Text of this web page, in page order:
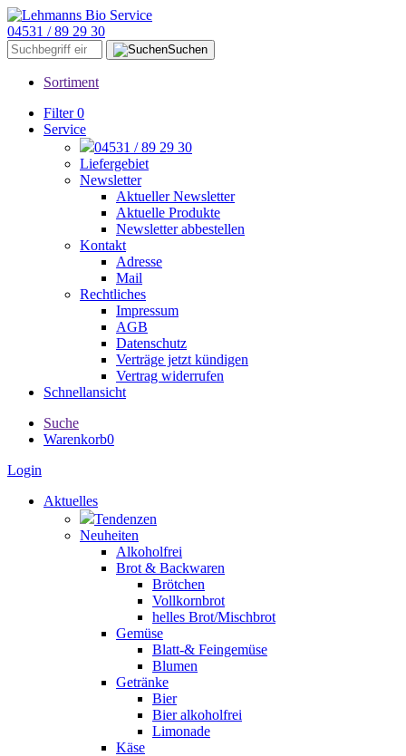
04531 / 89 29 30
Suchen
Sortiment
Filter 0
Service
04531 / 89 29 30
Liefergebiet
Newsletter
Aktueller Newsletter
Aktuelle Produkte
Newsletter abbestellen
Kontakt
Adresse
Mail
Rechtliches
Impressum
AGB
Datenschutz
Verträge jetzt kündigen
Vertrag widerrufen
Schnellansicht
Suche
Warenkorb0
Login
Aktuelles
Tendenzen
Neuheiten
Alkoholfrei
Brot & Backwaren
Brötchen
Vollkornbrot
helles Brot/Mischbrot
Gemüse
Blatt-& Feingemüse
Blumen
Getränke
Bier
Bier alkoholfrei
Limonade
Käse